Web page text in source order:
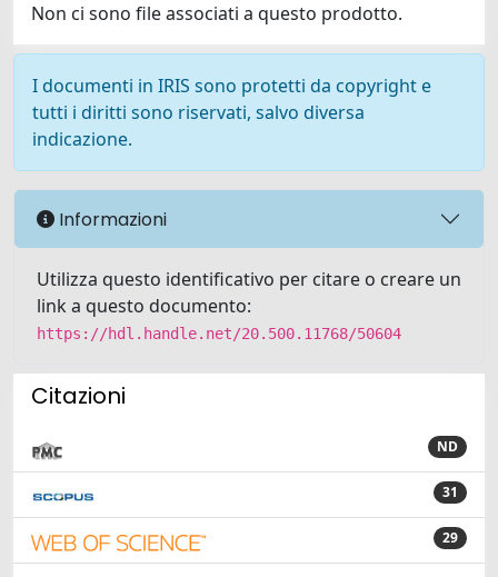
Non ci sono file associati a questo prodotto.
I documenti in IRIS sono protetti da copyright e
tutti i diritti sono riservati, salvo diversa
indicazione.
Informazioni
Utilizza questo identificativo per citare o creare un
link a questo documento:
https://hdl.handle.net/20.500.11768/50604
Citazioni
ND
31
29